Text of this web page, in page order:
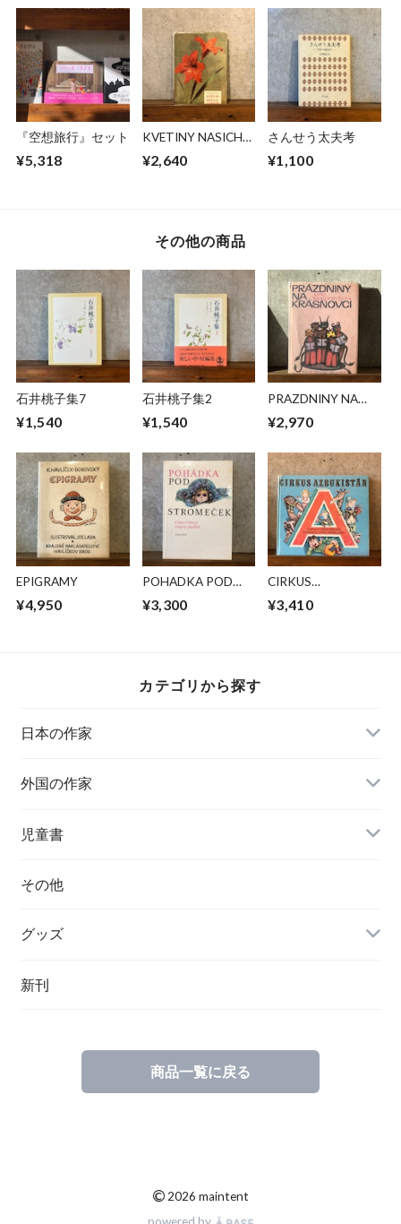
『空想旅行』セット
¥5,318
KVETINY NASICH
¥2,640
さんせう太夫考
¥1,100
その他の商品
石井桃子集7
¥1,540
石井桃子集2
¥1,540
PRAZDNINY NA
¥2,970
EPIGRAMY
¥4,950
POHADKA POD
¥3,300
CIRKUS
¥3,410
カテゴリから探す
日本の作家
外国の作家
チェコ
ハンガリー
その他
ポーランド
児童書
その他
グッズ
新刊
商品一覧に戻る
© 2026 maintent